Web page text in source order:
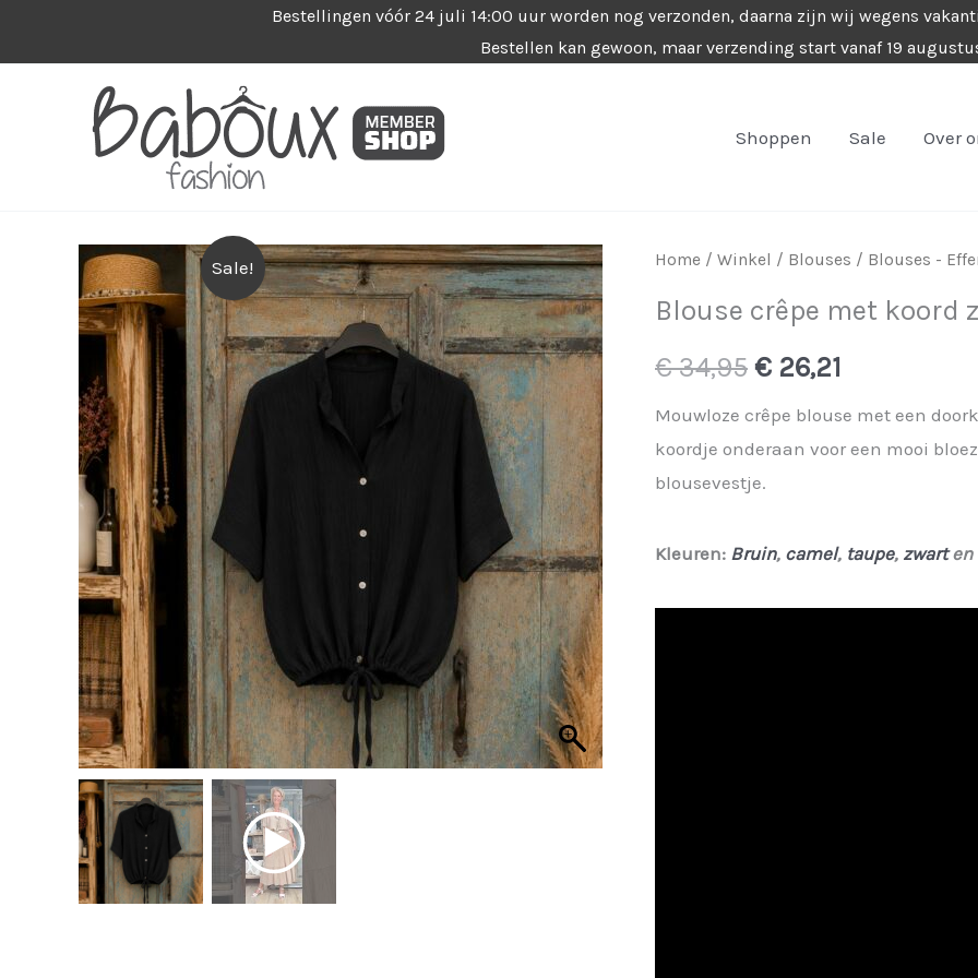
Bestellingen vóór 24 juli 14:00 uur worden nog verzonden, daarna zijn wij wegens
Bestellen kan gewoon, maar verzending start vanaf 19
Shoppen Sale Over
Sale! Home / Winkel / Blouses / Blouses -
Blouse crêpe met koord
€34,95 Oorspronkelijke
prijs
€ 26,21
prijs
Mouwloze crêpe blouse met een
koordje onderaan voor een mooi
blousevestje.
Kleuren: Bruin, camel, taupe, zwarten